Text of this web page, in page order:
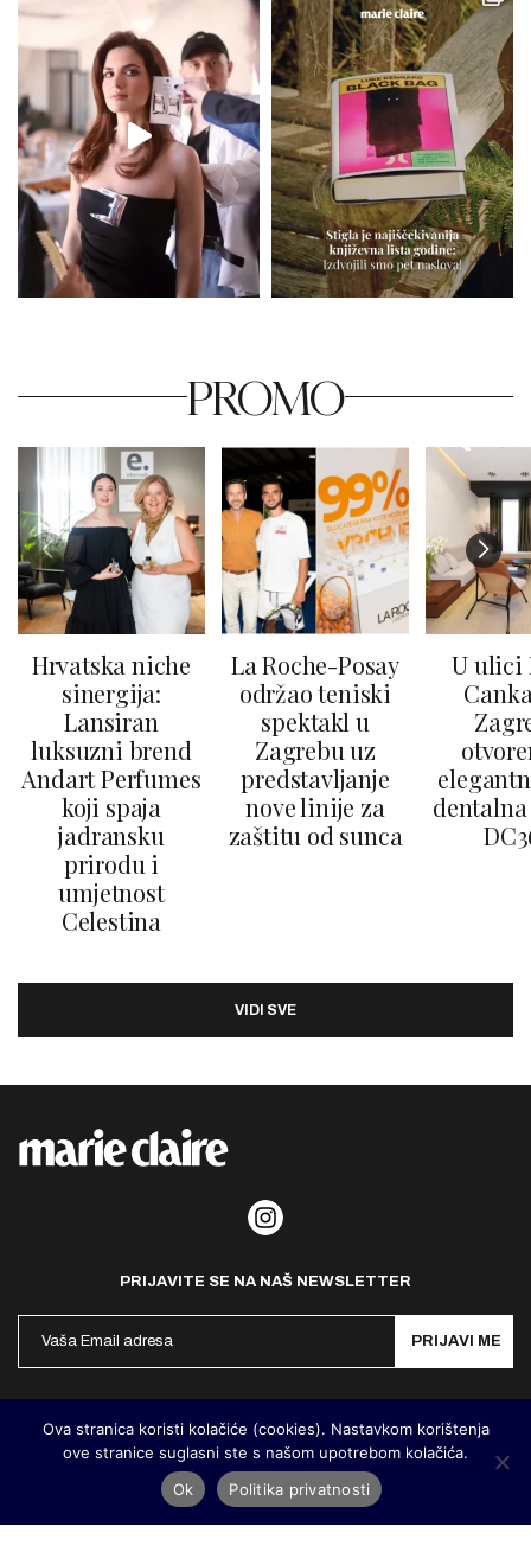
PROMO
Hrvatska niche
sinergija:
Lansiran
luksuzni brend
Andart Perfumes
koji spaja
jadransku
prirodu i
umjetnost
Celestina
La Roche-Posay
održao teniski
spektakl u
Zagrebu uz
predstavljanje
nove linije za
zaštitu od sunca
U ulici
VIDI SVE
PRIJAVITE SE NA NAŠ NEWSLETTER
PRIJAVI ME
MarieClaire Hrvatska 2026. Designed and developed by Cubes
Ova stranica koristi kolačiće (cookies). Nastavkom korištenja
ove stranice suglasni ste s našom upotrebom kolačića.
Ok
Politika privatnosti